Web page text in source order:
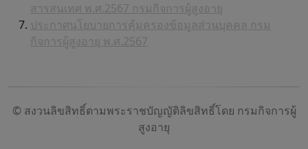
สารสนเทศ พ.ศ.2567 กรมกิจการผู้สูงอายุ
ประกาศนโยบายการคุ้มครองข้อมูลส่วนบุคคล กรม
กิจการผู้สูงอายุ พ.ศ.2567
© สงวนลิขสิทธิ์ตามพระราชบัญญัติลิขสิทธิ์โดย กรมกิจการผู้
สูงอายุ